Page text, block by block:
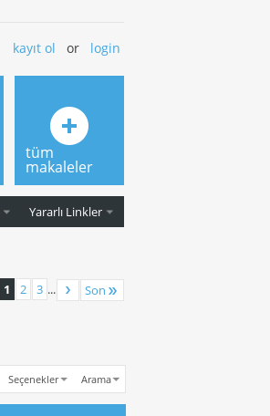
kayıt ol or login
Yararlı Linkler
tüm
makaleler
1 2 3 ... Son
Seçenekler Arama